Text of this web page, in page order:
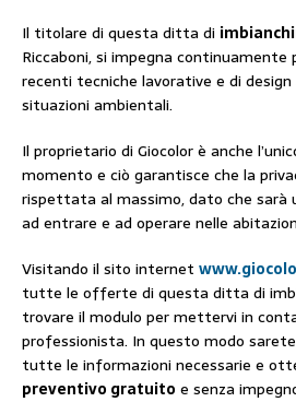
Il titolare di questa ditta di
Riccaboni, si impegna continuamente
recenti tecniche lavorative e di
situazioni ambientali.
Il proprietario di Giocolor è anche
momento e ciò garantisce che la
rispettata al massimo, dato che sarà
ad entrare e ad operare nelle
Visitando il sito internet
tutte le offerte di questa ditta di
trovare il modulo per mettervi in
professionista. In questo modo
tutte le informazioni necessarie e
preventivo gratuito e senza